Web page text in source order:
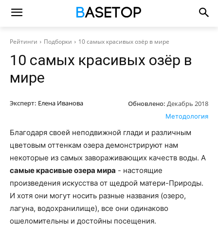
Рейтинги Подборки 10 самых красивых озёр в мире
10 самых красивых озёр в
мире
Эксперт: Елена Иванова Обновлено: Декабрь 2018
Методология
Благодаря своей неподвижной глади и различным
цветовым оттенкам озера демонстрируют нам
некоторые из самых завораживающих качеств воды. А
самые красивые озера мира - настоящие
произведения искусства от щедрой матери-Природы.
И хотя они могут носить разные названия (озеро,
лагуна, водохранилище), все они одинаково
ошеломительны и достойны посещения.